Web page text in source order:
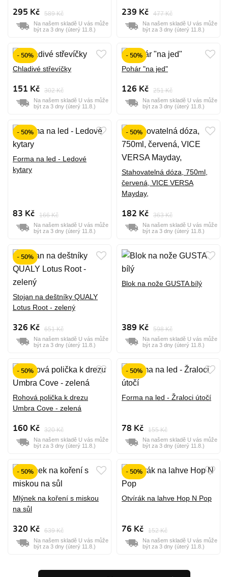
295 Kč 589 Kč
Na našem skladě U vás může
být za 3 dny (úterý 11.8.)
239 Kč 477 Kč
Na našem skladě U vás může
být za 3 dny (úterý 11.8.)
- 50%
Chladivé střevíčky
151 Kč 302 Kč
Na našem skladě U vás může
být za 3 dny (úterý 11.8.)
- 50%
Pohár "na jed"
126 Kč 251 Kč
Na našem skladě U vás může
být za 3 dny (úterý 11.8.)
- 50%
Forma na led - Ledové
kytary
83 Kč 166 Kč
Na našem skladě U vás může
být za 3 dny (úterý 11.8.)
- 50%
Stahovatelná dóza, 750ml,
červená, VICE VERSA
Mayday,
182 Kč 363 Kč
Na našem skladě U vás může
být za 3 dny (úterý 11.8.)
- 50%
Stojan na deštníky QUALY
Lotus Root - zelený
326 Kč 651 Kč
Na našem skladě U vás může
být za 3 dny (úterý 11.8.)
Blok na nože GUSTA bílý
389 Kč 598 Kč
Na našem skladě U vás může
být za 3 dny (úterý 11.8.)
- 50%
Rohová polička k drezu
Umbra Cove - zelená
160 Kč 320 Kč
Na našem skladě U vás může
být za 3 dny (úterý 11.8.)
- 50%
Forma na led - Žraloci útočí
78 Kč 155 Kč
Na našem skladě U vás může
být za 3 dny (úterý 11.8.)
- 50%
Mlýnek na koření s miskou
na sůl
320 Kč 639 Kč
Na našem skladě U vás může
být za 3 dny (úterý 11.8.)
- 50%
Otvírák na lahve Hop N Pop
76 Kč 152 Kč
Na našem skladě U vás může
být za 3 dny (úterý 11.8.)